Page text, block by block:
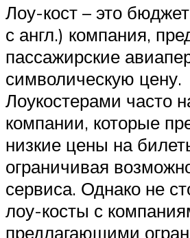
Лоу-кост – это
с англ.) компания,
пассажирские
символическую цену.
Лоукостерами часто
компании, которые
низкие цены на
ограничивая
сервиса. Однако не
лоу-косты с
предлагающими